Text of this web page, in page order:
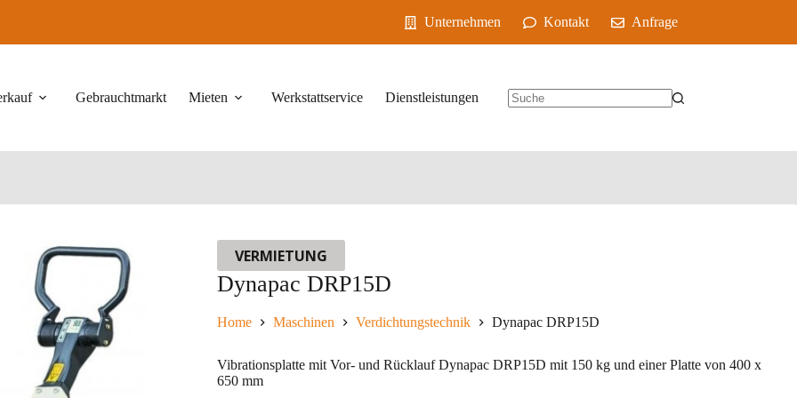
Unternehmen Kontakt Anfrage
Gebrauchtmarkt Mieten Werkstattservice Dienstleistungen
VERMIETUNG
Dynapac DRP15D
Home Maschinen Verdichtungstechnik Dynapac DRP15D
Vibrationsplatte mit Vor- und Rücklauf Dynapac DRP15D mit 150 kg und einer Platte von 400 x
650 mm